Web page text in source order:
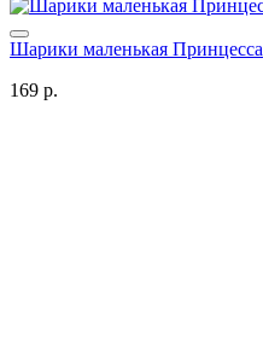
Шарики маленькая Принцесса
169 р.